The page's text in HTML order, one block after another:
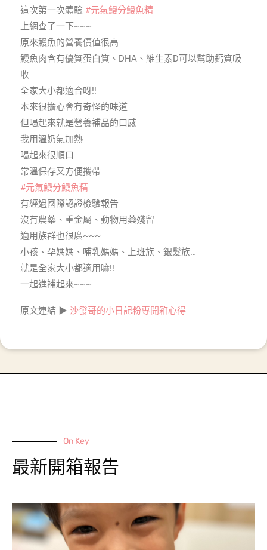
這次第一次體驗 #元氣鰻分鰻魚精
上網查了一下~~~
原來鰻魚的營養價值很高
鰻魚肉含有優質蛋白質、DHA、維生素D可以幫助鈣質吸
收
全家大小都適合呀!!
本來很擔心會有奇怪的味道
但喝起來就是營養補品的口感
我用溫奶氣加熱
喝起來很順口
常溫保存又方便攜帶
#元氣鰻分鰻魚精
有經過國際認證檢驗報告
沒有農藥、重金屬、動物用藥殘留
適用族群也很廣~~~
小孩、孕媽媽、哺乳媽媽、上班族、銀髮族…
就是全家大小都適用嘛!!
一起進補起來~~~
原文連結 ▶ 沙發哥的小日記粉專開箱心得
On Key
最新開箱報告